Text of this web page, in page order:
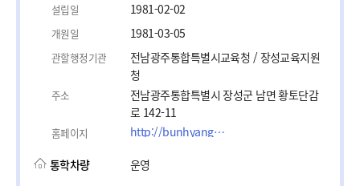
설립일 1981-02-02
개원일 1981-03-05
관할행정기관
전남광주통합특별시교육청 / 장성교육지원
청
주소
전남광주통합특별시 장성군 남면 황토단감
로 142-11
홈페이지 http://bunhyang.es.jne.kr
통학차량
운영